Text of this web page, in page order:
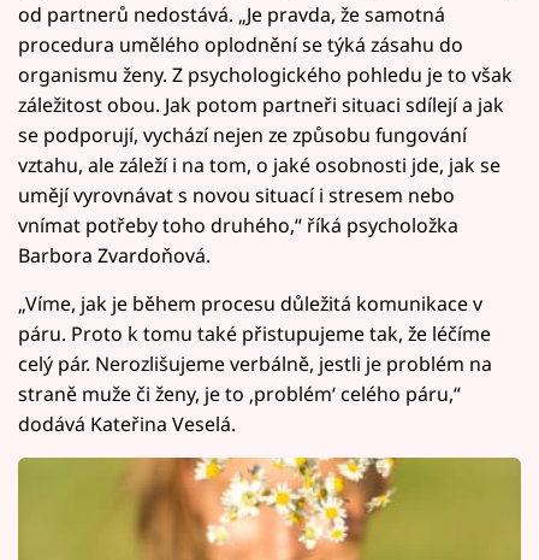
od partnerů nedostává. „Je pravda, že samotná
procedura umělého oplodnění se týká zásahu do
organismu ženy. Z psychologického pohledu je to však
záležitost obou. Jak potom partneři situaci sdílejí a jak
se podporují, vychází nejen ze způsobu fungování
vztahu, ale záleží i na tom, o jaké osobnosti jde, jak se
umějí vyrovnávat s novou situací i stresem nebo
vnímat potřeby toho druhého,“ říká psycholožka
Barbora Zvardoňová.
„Víme, jak je během procesu důležitá komunikace v
páru. Proto k tomu také přistupujeme tak, že léčíme
celý pár. Nerozlišujeme verbálně, jestli je problém na
straně muže či ženy, je to ‚problém‘ celého páru,“
dodává Kateřina Veselá.